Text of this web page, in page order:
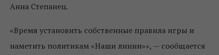
Анна Степанец.
«Время установить собственные правила игры и
наметить политикам «Наши линии»», — сообщается